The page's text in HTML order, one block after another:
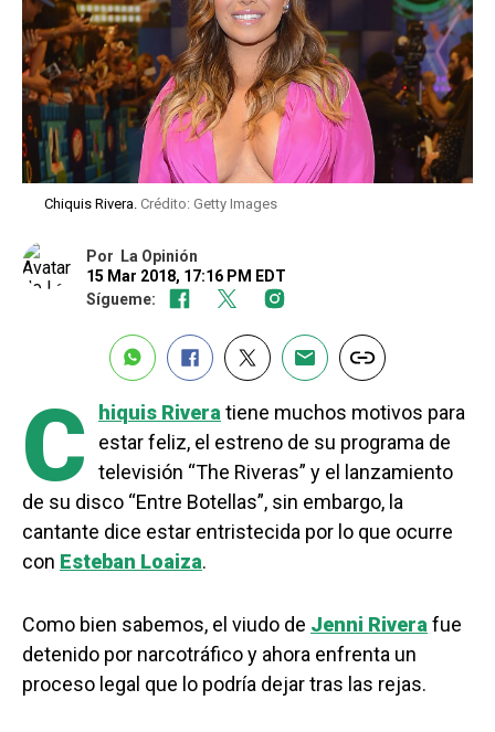
Chiquis Rivera. Crédito: Getty Images
Por
La Opinión
15 Mar 2018, 17:16 PM EDT
Sígueme:
C hiquis Riveratiene muchos motivos para
estar feliz, el estreno de su programa de
televisión “The Riveras” y el lanzamiento
de su disco “Entre Botellas”, sin embargo, la
cantante dice estar entristecida por lo que ocurre
con Esteban Loaiza.
Como bien sabemos, el viudo de Jenni Riverafue
detenido por narcotráfico y ahora enfrenta un
proceso legal que lo podría dejar tras las rejas.